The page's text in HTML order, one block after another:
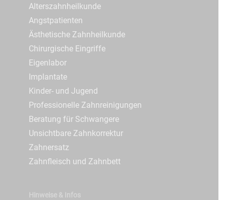
Alterszahnheilkunde
Angstpatienten
Ästhetische Zahnheilkunde
Chirurgische Eingriffe
Eigenlabor
Implantate
Kinder- und Jugend
Professionelle Zahnreinigungen
Beratung für Schwangere
Unsichtbare Zahnkorrektur
Zahnersatz
Zahnfleisch und Zahnbett
Hinweise & Infos